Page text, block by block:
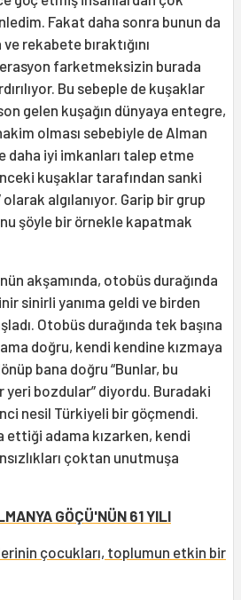
Fakat daha sonra bunun da
rekabete bıraktığını
farketmeksizin burada
Bu sebeple de kuşaklar
gelen kuşağın dünyaya entegre,
olması sebebiyle de Alman
daha iyi imkanları talep etme
kuşaklar tarafından sanki
algılanıyor. Garip bir grup
şöyle bir örnekle kapatmak
akşamında, otobüs durağında
sinirli yanıma geldi ve birden
Otobüs durağında tek başına
doğru, kendi kendine kızmaya
bana doğru “Bunlar, bu
yeri bozdular” diyordu. Buradaki
nesil Türkiyeli bir göçmendi.
ettiği adama kızarken, kendi
çoktan unutmuşa
GÖÇÜ'NÜN 61 YILI
çocukları, toplumun etkin bir